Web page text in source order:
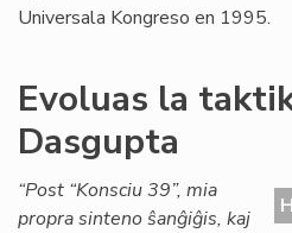
Universala Kongreso en 1995.
Evoluas la
Dasgupta
“Post “Konsciu 39”, mia
propra sinteno ŝanĝiĝis, kaj